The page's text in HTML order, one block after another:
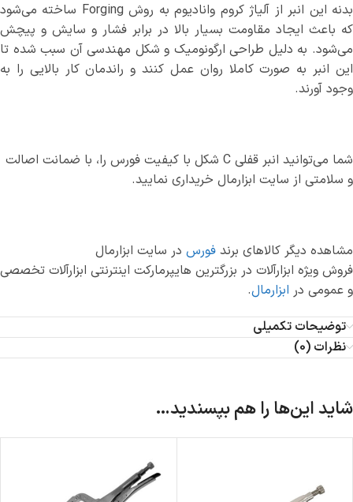
بدنه این انبر از آلیاژ کروم وانادیوم به روش Forging ساخته می‌شود
که باعث ایجاد مقاومت بسیار بالا در برابر فشار و سایش و پیچش
می‌شود. به دلیل طراحی ارگونومیک و شکل مهندسی آن سبب شده تا
این انبر به صورت کاملا روان عمل کنند و راندمان کار بالایی را به
وجود آورند.
شما می‌توانید انبر قفلی C شکل با کیفیت فورس را، با ضمانت اصالت
و سلامتی از سایت ابزارمال خریداری نمایید.
مشاهده دیگر کالاهای برند فورس در سایت ابزارمال
فروش ویژه ابزارآلات در بزرگترین هایپرمارکت اینترنتی ابزارآلات تخصصی
و عمومی در ابزارمال.
توضیحات تکمیلی
نظرات (0)
شاید این‌ها را هم بپسندید…